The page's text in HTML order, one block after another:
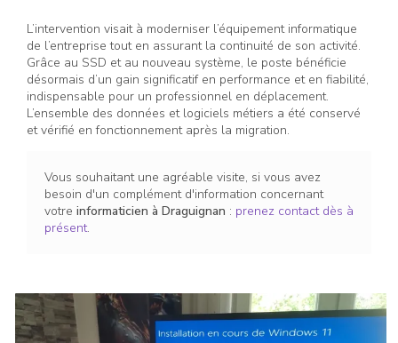
L’intervention visait à moderniser l’équipement informatique
de l’entreprise tout en assurant la continuité de son activité.
Grâce au SSD et au nouveau système, le poste bénéficie
désormais d’un gain significatif en performance et en fiabilité,
indispensable pour un professionnel en déplacement.
L’ensemble des données et logiciels métiers a été conservé
et vérifié en fonctionnement après la migration.
Vous souhaitant une agréable visite, si vous avez
besoin d'un complément d'information concernant
votre informaticien à Draguignan : prenez contact dès à
présent.